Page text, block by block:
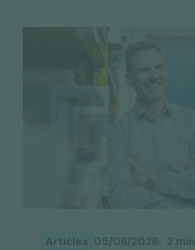
Articles 05/06/2026 2 min